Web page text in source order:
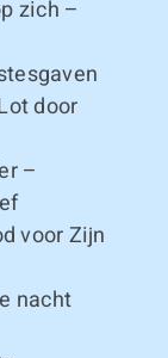
zich –
door
–
voor Zijn
nacht